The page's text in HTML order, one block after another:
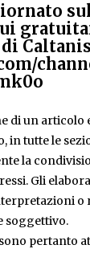
di un articolo
in tutte le
la
Gli
soggettivo.
pertanto